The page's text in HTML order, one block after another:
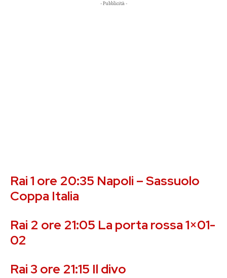
- Pubblicità -
Rai 1 ore 20:35 Napoli – Sassuolo
Coppa Italia
Rai 2 ore 21:05 La porta rossa 1×01-
02
Rai 3 ore 21:15 Il divo